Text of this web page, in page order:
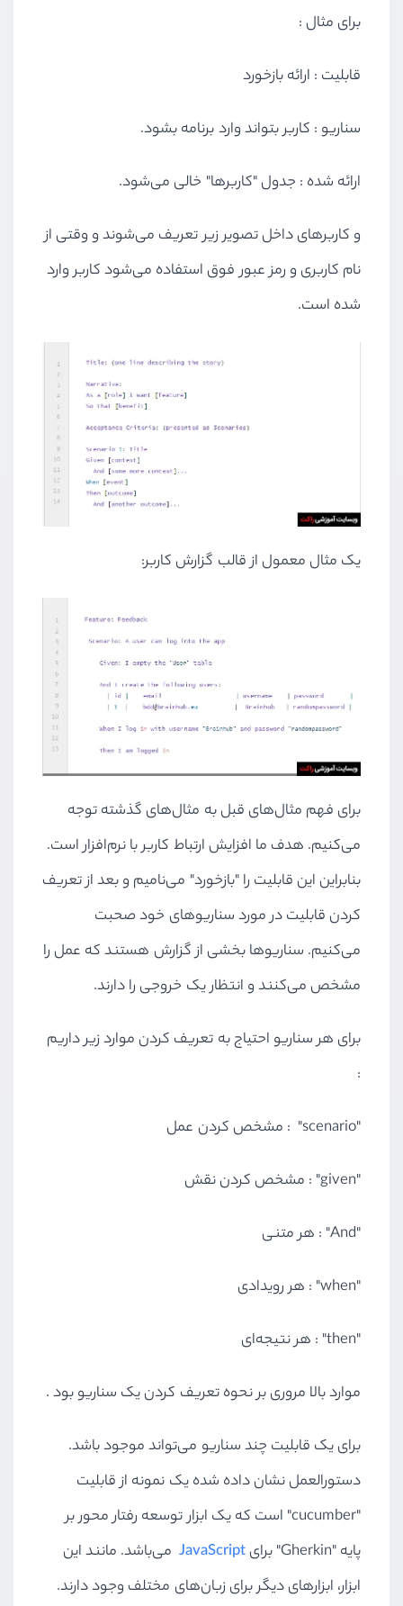
برای مثال :
قابلیت : ارائه بازخورد
سناریو : کاربر بتواند وارد برنامه بشود.
ارائه شده : جدول "کاربر‌ها" خالی می‌شود.
و کاربر‌های داخل تصویر زیر تعریف می‌شوند و وقتی از
نام کاربری و رمز عبور فوق استفاده می‌شود کاربر وارد
شده است.
یک مثال معمول از قالب گزارش کاربر:
برای فهم مثال‌های قبل به مثال‌های گذشته توجه
می‌کنیم. هدف ما افزایش ارتباط کاربر با نرم‌افزار است.
بنابراین این قابلیت را "بازخورد" می‌نامیم و بعد از تعریف
کردن قابلیت در مورد سناریوهای خود صحبت
می‌کنیم. سناریوها بخشی از گزارش هستند که عمل را
مشخص می‌کنند و انتظار یک خروجی را دارند.
برای هر سناریو احتیاج به تعریف کردن موارد زیر داریم
:
"scenario" : مشخص کردن عمل
"given" : مشخص کردن نقش
"And" : هر متنی
"when" : هر رویدادی
"then" : هر نتیجه‌ای
موارد بالا مروری بر نحوه تعریف کردن یک سناریو بود .
برای یک قابلیت چند سناریو می‌تواند موجود باشد.
دستورالعمل نشان داده شده یک نمونه از قابلیت
"cucumber" است که یک ابزار توسعه رفتار محور بر
پایه "Gherkin" برای
JavaScript می‌باشد. مانند این
ابزار، ابزارهای دیگر برای زبان‌های مختلف وجود دارند.